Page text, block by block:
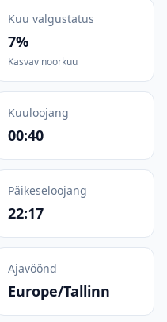
Kuu valgustatus
7%
Kasvav noorkuu
Kuuloojang
00:40
Päikeseloojang
22:17
Ajavöönd
Europe/Tallinn